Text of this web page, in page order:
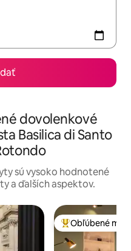
dovolenkové
Basilica di Santo
sú vysoko hodnotené
a ďalších aspektov.
Najobľúbenejšie
Obľúbené